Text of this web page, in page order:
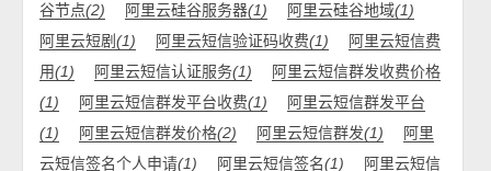
谷节点(2) 阿里云硅谷服务器(1) 阿里云硅谷地域(1)
阿里云短剧(1) 阿里云短信验证码收费(1)
阿里云短信费
用(1) 阿里云短信认证服务(1)
阿里云短信群发收费价格
(1)
阿里云短信群发平台收费(1)
阿里云短信群发平台
(1)
阿里云短信群发价格(2) 阿里云短信群发(1)
阿里
云短信签名个人申请(1) 阿里云短信签名(1)
阿里云短信